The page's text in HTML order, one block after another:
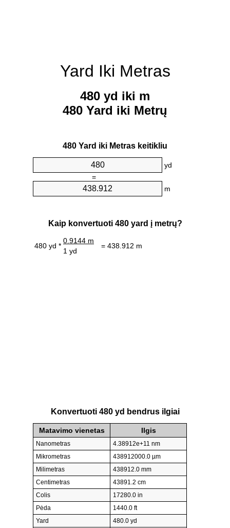
Yard Iki Metras
480 yd iki m
480 Yard iki Metrų
480 Yard iki Metras keitikliu
yd
=
m
Kaip konvertuoti 480 yard į metrų?
480 yd *
0.9144 m
= 438.912 m
1 yd
Konvertuoti 480 yd bendrus ilgiai
Matavimo vienetas Ilgis
Nanometras
4.38912e+11 nm
Mikrometras
438912000.0 µm
Milimetras
438912.0 mm
Centimetras
43891.2 cm
Colis
17280.0 in
Pėda
1440.0 ft
Yard
480.0 yd